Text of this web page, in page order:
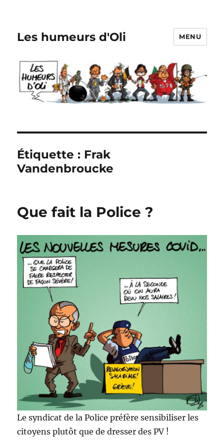
Les humeurs d'Oli MENU
Étiquette : Frak
Vandenbroucke
Que fait la Police ?
Le syndicat de la Police préfère sensibiliser les
citoyens plutôt que de dresser des PV !